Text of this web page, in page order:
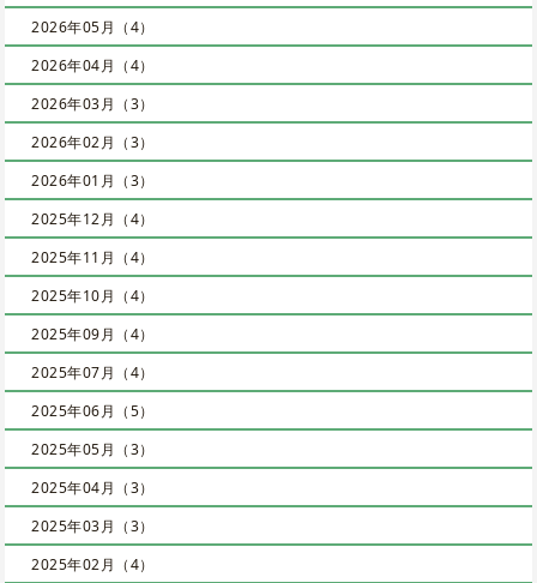
2026年05月（4）
2026年04月（4）
2026年03月（3）
2026年02月（3）
2026年01月（3）
2025年12月（4）
2025年11月（4）
2025年10月（4）
2025年09月（4）
2025年07月（4）
2025年06月（5）
2025年05月（3）
2025年04月（3）
2025年03月（3）
2025年02月（4）